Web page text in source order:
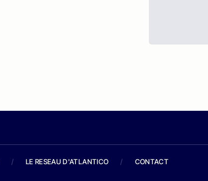
/ LE RESEAU D'ATLANTICO / CONTACT